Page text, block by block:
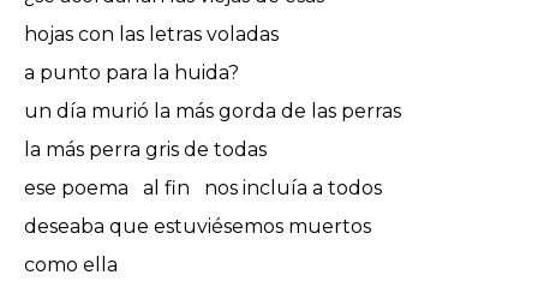
hojas con las letras voladas
a punto para la huida?
un día murió la más gorda de las perras
la más perra gris de todas
ese poema al fin nos incluía a todos
deseaba que estuviésemos muertos
como ella